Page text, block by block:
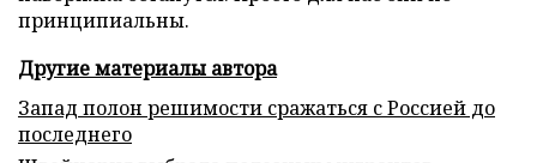
принципиальны.
Другие материалы автора
Запад полон решимости сражаться с Россией до
последнего